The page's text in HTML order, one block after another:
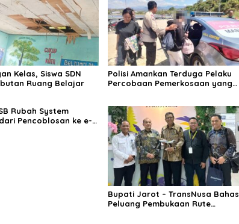
Kelas, Siswa SDN
Ruang Belajar
Polisi Amankan Terduga Pelaku
Percobaan Pemerkosaan yang
Rubah System
Pencoblosan ke e-
Bupati Jarot – TransNusa Bahas
Peluang Pembukaan Rute